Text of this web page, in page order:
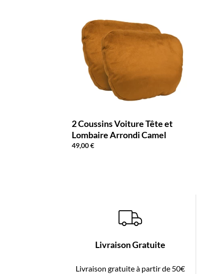
2 Coussins Voiture Tête et
Lombaire Arrondi Camel
49,00€
Livraison Gratuite
Livraison gratuite à partir de 50€